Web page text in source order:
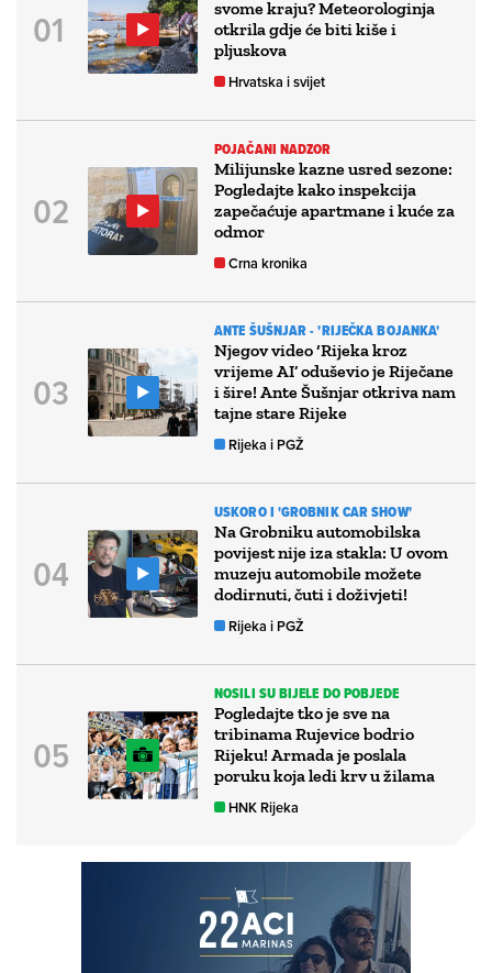
svome kraju? Meteorologinja
otkrila gdje će biti kiše i
pljuskova
Hrvatska i svijet
POJAČANI NADZOR
Milijunske kazne usred sezone:
Pogledajte kako inspekcija
zapečaćuje apartmane i kuće za
odmor
Crna kronika
ANTE ŠUŠNJAR - 'RIJEČKA BOJANKA'
Njegov video ‘Rijeka kroz
vrijeme AI’ oduševio je Riječane
i šire! Ante Šušnjar otkriva nam
tajne stare Rijeke
Rijeka i PGŽ
USKORO I 'GROBNIK CAR SHOW'
Na Grobniku automobilska
povijest nije iza stakla: U ovom
muzeju automobile možete
dodirnuti, čuti i doživjeti!
Rijeka i PGŽ
NOSILI SU BIJELE DO POBJEDE
Pogledajte tko je sve na
tribinama Rujevice bodrio
Rijeku! Armada je poslala
poruku koja ledi krv u žilama
HNK Rijeka